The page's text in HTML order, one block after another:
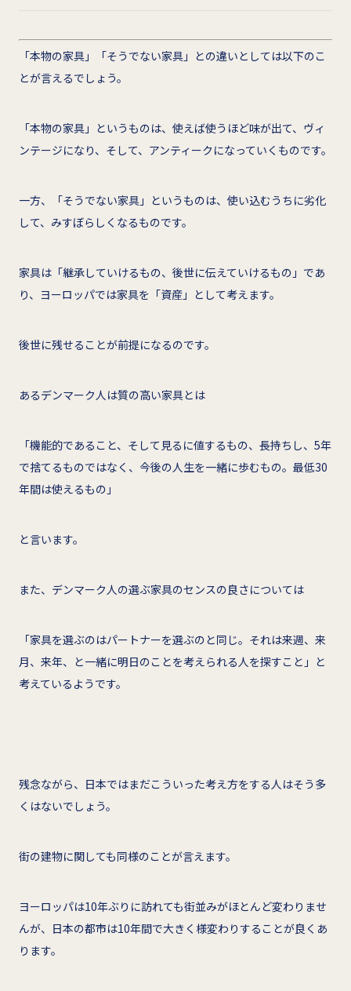
「本物の家具」「そうでない家具」との違いとしては以下のこ
とが言えるでしょう。
「本物の家具」というものは、使えば使うほど味が出て、ヴィ
ンテージになり、そして、アンティークになっていくものです。
一方、「そうでない家具」というものは、使い込むうちに劣化
して、みすぼらしくなるものです。
家具は「継承していけるもの、後世に伝えていけるもの」であ
り、ヨーロッパでは家具を「資産」として考えます。
後世に残せることが前提になるのです。
あるデンマーク人は質の高い家具とは
「機能的であること、そして見るに値するもの、長持ちし、5年
で捨てるものではなく、今後の人生を一緒に歩むもの。最低30
年間は使えるもの」
と言います。
また、デンマーク人の選ぶ家具のセンスの良さについては
「家具を選ぶのはパートナーを選ぶのと同じ。それは来週、来
月、来年、と一緒に明日のことを考えられる人を探すこと」と
考えているようです。
残念ながら、日本ではまだこういった考え方をする人はそう多
くはないでしょう。
街の建物に関しても同様のことが言えます。
ヨーロッパは10年ぶりに訪れても街並みがほとんど変わりませ
んが、日本の都市は10年間で大きく様変わりすることが良くあ
ります。